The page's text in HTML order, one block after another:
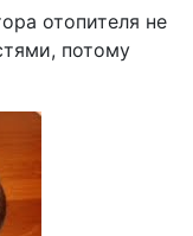
отопителя не
потому